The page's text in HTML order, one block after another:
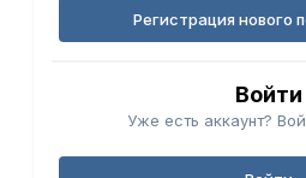
Регистрация нового
Войти
Уже есть аккаунт?